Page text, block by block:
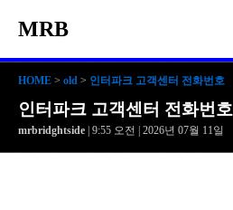
MRB
HOME > old > 인터파크 고객센터 전화번호
인터파크 고객센터 전화번호
mrbridghtside | 9:55 오전 | 2026년 07월 11일